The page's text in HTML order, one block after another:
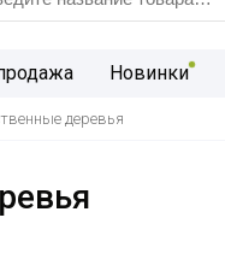
Новинки
деревья